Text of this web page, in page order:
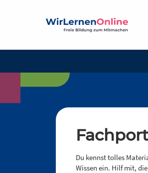
Du kennst tolles
Wissen ein. Hilf mit,